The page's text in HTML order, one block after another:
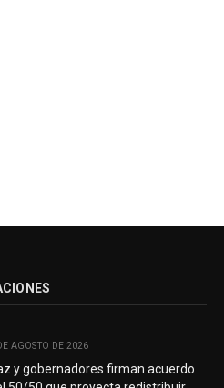
AGOSTO DE 2026
y gobernadores firman acuerdo